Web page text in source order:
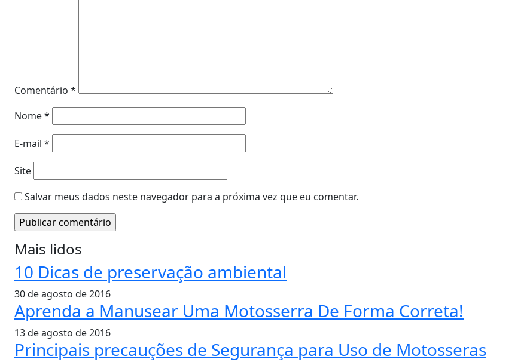
Comentário *
Nome*
E-mail *
Site
Salvar meus dados neste navegador para a próxima vez que eu comentar.
Mais lidos
10 Dicas de preservação ambiental
30 de agosto de 2016
Aprenda a Manusear Uma Motosserra De Forma Correta!
13 de agosto de 2016
Principais precauções de Segurança para Uso de Motosseras